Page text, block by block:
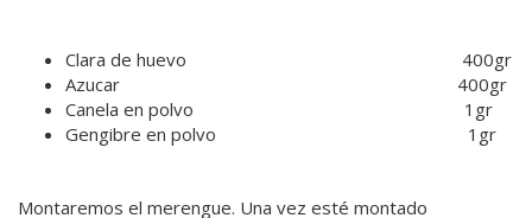
Clara de huevo 400gr
Azucar 400gr
Canela en polvo 1gr
Gengibre en polvo 1gr
Montaremos el merengue. Una vez esté montado